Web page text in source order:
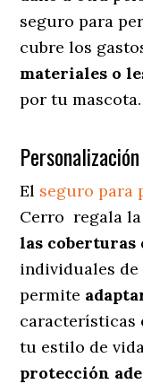
seguro para
cubre los
materiales o
por tu mascota.
El seguro para
Cerro regala
las coberturas
individuales de
permite
características
tu estilo de
protección